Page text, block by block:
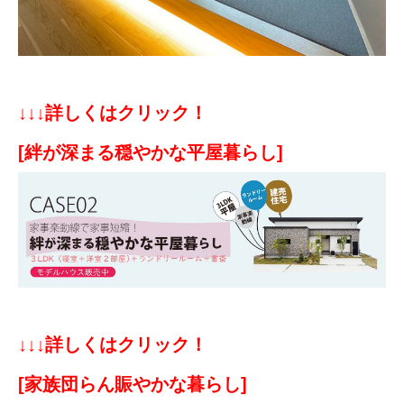
↓↓↓詳しくはクリック！
[絆が深まる穏やかな平屋暮らし]
↓↓↓詳しくはクリック！
[家族団らん賑やかな暮らし]